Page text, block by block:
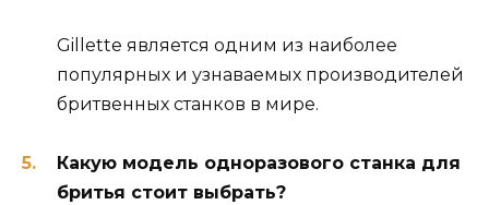
Gillette является одним из наиболее
популярных и узнаваемых производителей
бритвенных станков в мире.
Какую модель одноразового станка для
бритья стоит выбрать?